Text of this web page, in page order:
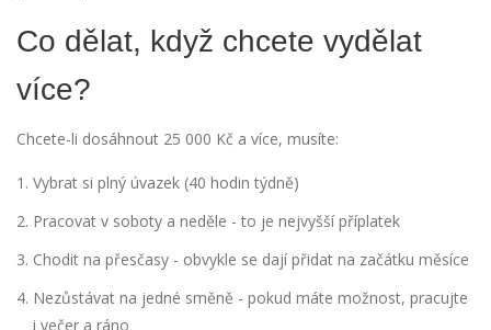
Co dělat, když chcete vydělat
více?
Chcete-li dosáhnout 25 000 Kč a více, musíte:
Vybrat si plný úvazek (40 hodin týdně)
Pracovat v soboty a neděle - to je nejvyšší příplatek
Chodit na přesčasy - obvykle se dají přidat na začátku měsíce
Nezůstávat na jedné směně - pokud máte možnost, pracujte
i večer a ráno